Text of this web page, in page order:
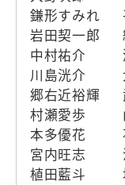
鎌形すみれ
岩田契一郎
中村祐介
川島洸介
郷右近裕輝
村瀬愛歩
本多優花
宮内旺志
植田藍斗